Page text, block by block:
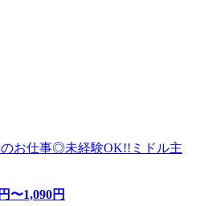
のお仕事◎未経験OK!!ミドル主
円〜1,090円